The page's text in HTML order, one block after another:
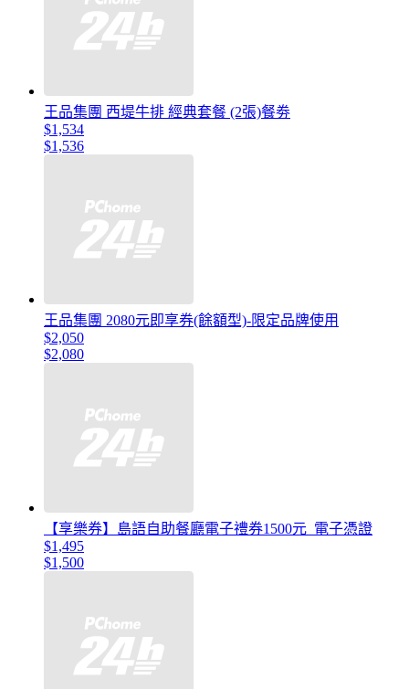
王品集團 西堤牛排 經典套餐 (2張)餐劵
$1,534
$1,536
王品集團 2080元即享券(餘額型)-限定品牌使用
$2,050
$2,080
【享樂券】島語自助餐廳電子禮券1500元_電子憑證
$1,495
$1,500